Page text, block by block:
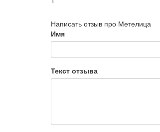
Написать отзыв про Метелица
Имя
Текст отзыва